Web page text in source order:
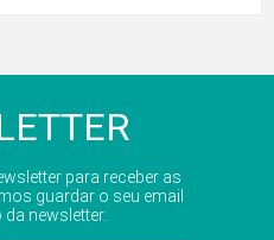
para receber as
guardar o seu email
newsletter.